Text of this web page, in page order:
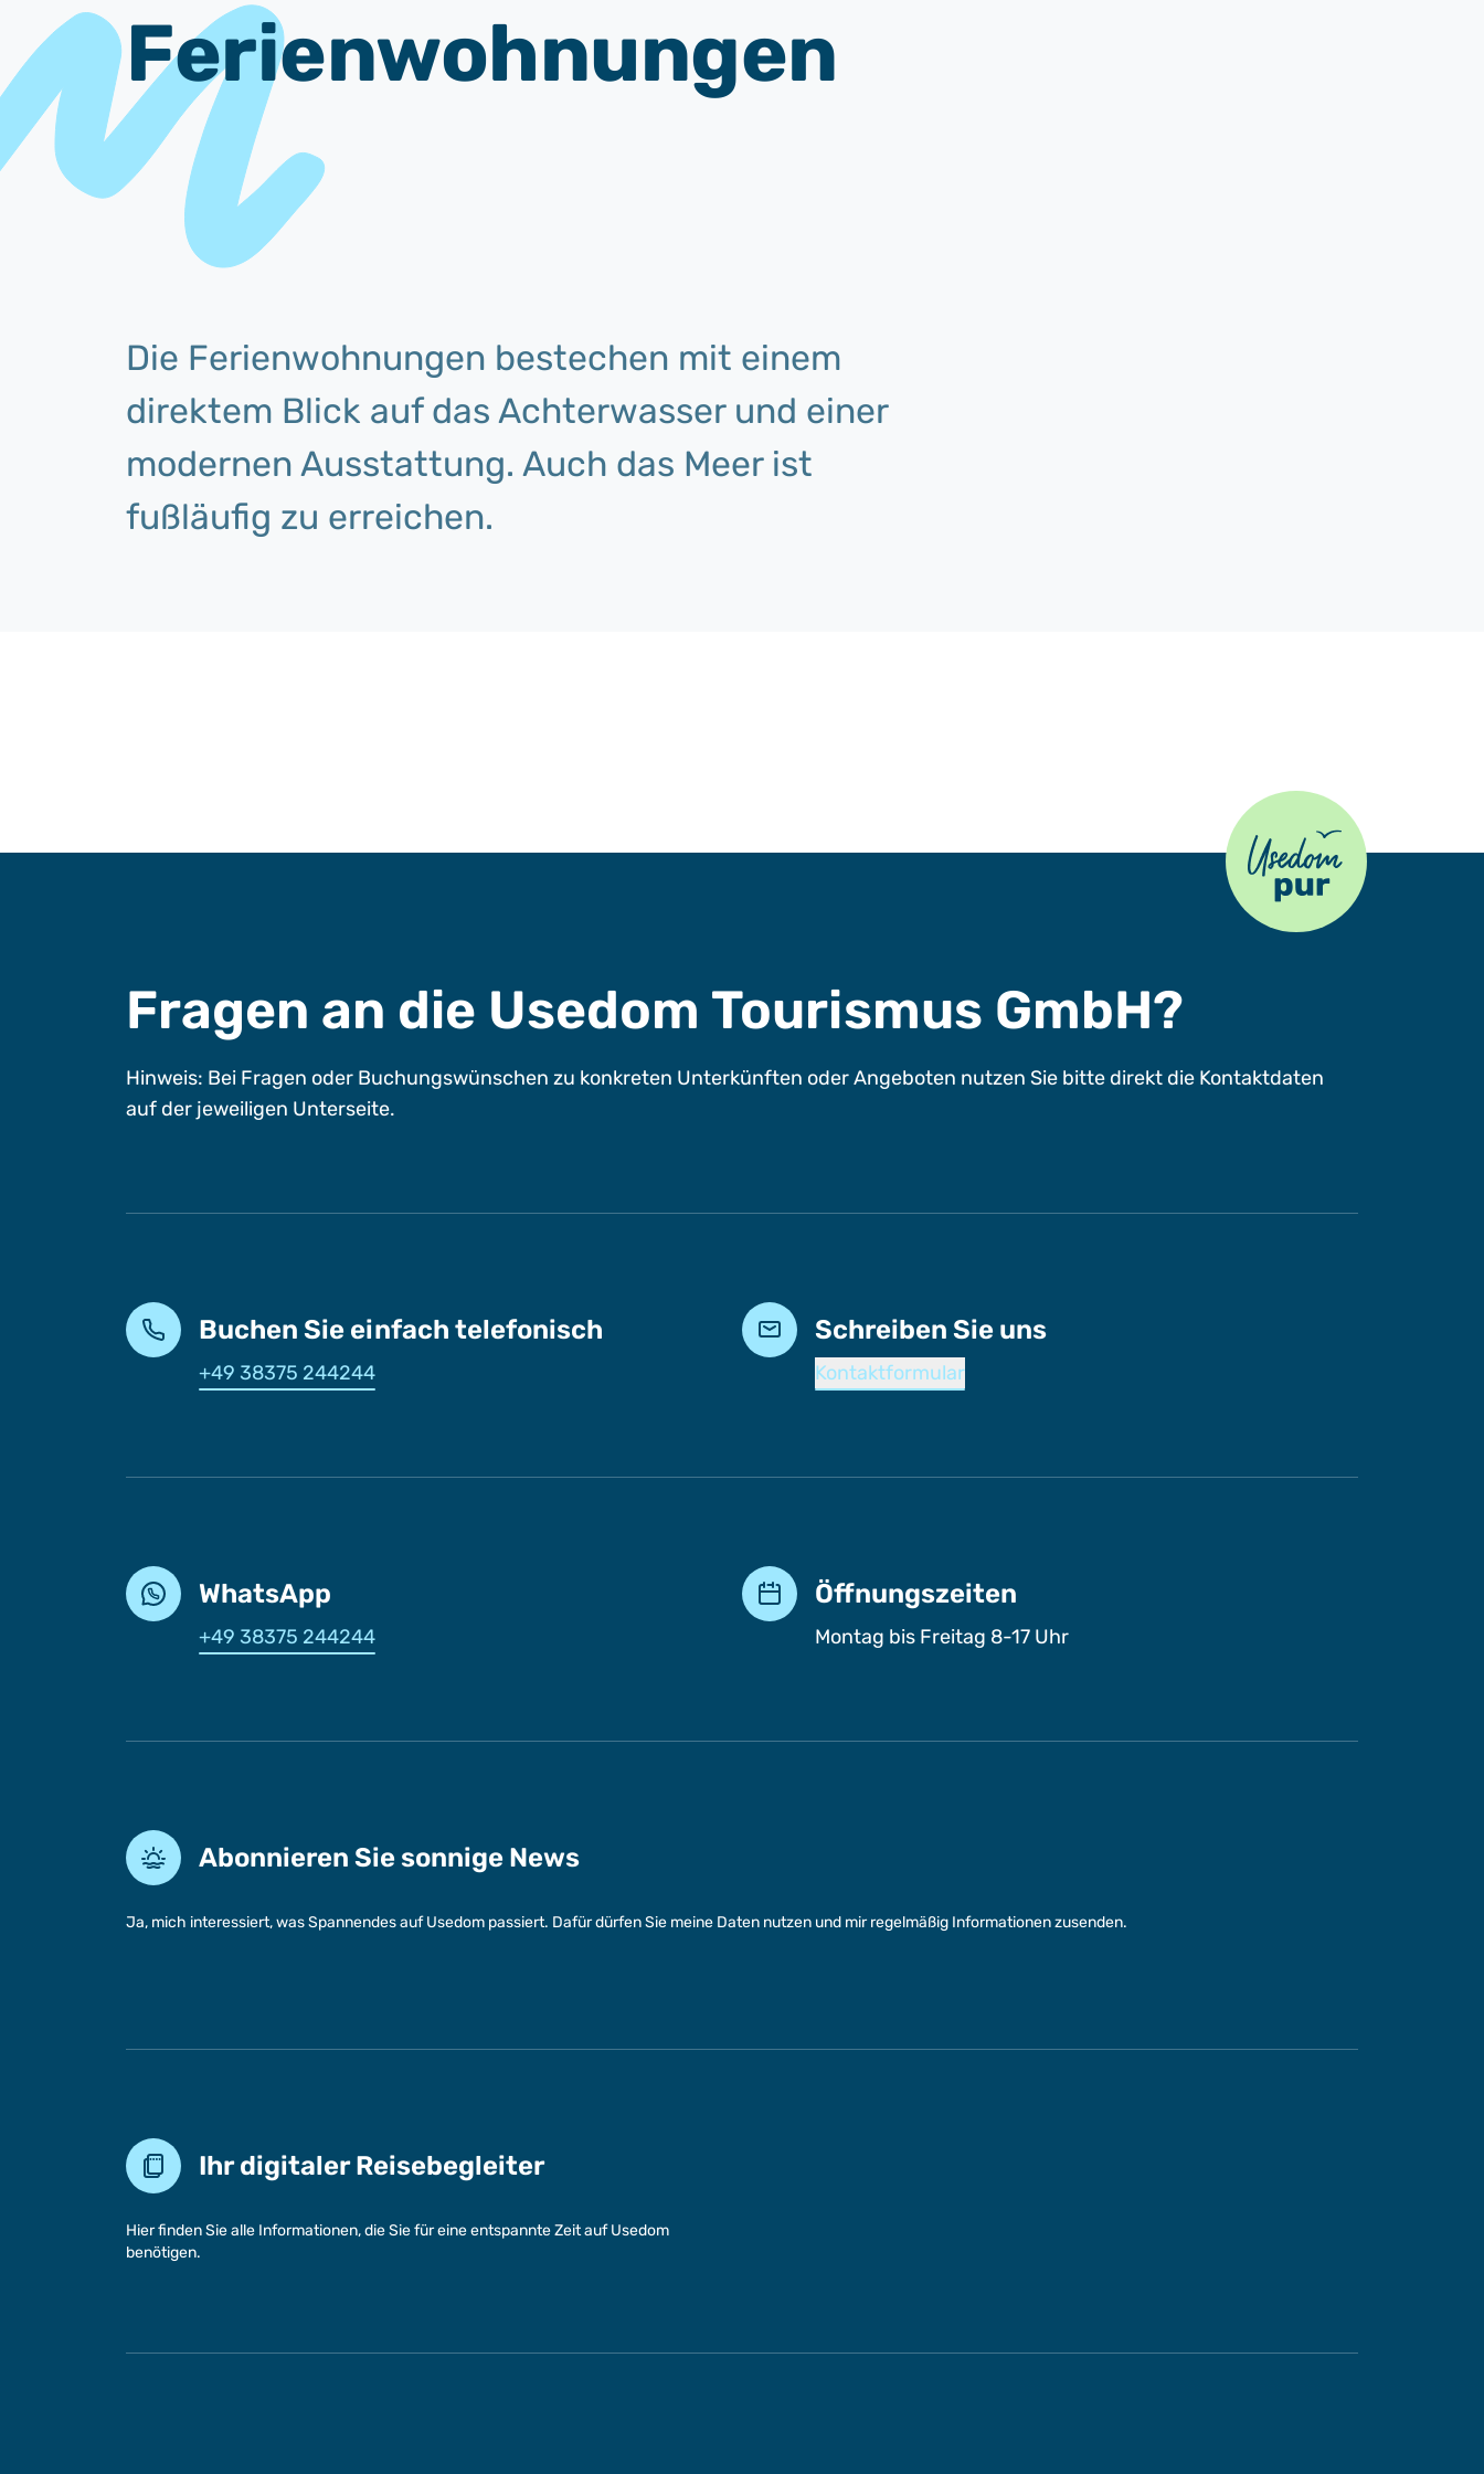
Ferienwohnungen
Die Ferienwohnungen bestechen mit einem
direktem Blick auf das Achterwasser und einer
modernen Ausstattung. Auch das Meer ist
fußläufig zu erreichen.
Usedom Pur
Fragen an die Usedom Tourismus GmbH?
Hinweis: Bei Fragen oder Buchungswünschen zu konkreten Unterkünften oder Angeboten nutzen Sie bitte direkt die Kontaktdaten
auf der jeweiligen Unterseite.
Buchen Sie einfach telefonisch
+49 38375 244244
Schreiben Sie uns
Kontaktformular
WhatsApp
+49 38375 244244
Öffnungszeiten
Montag bis Freitag 8-17 Uhr
Abonnieren Sie sonnige News
Ja, mich interessiert, was Spannendes auf Usedom passiert. Dafür dürfen Sie meine Daten nutzen und mir regelmäßig Informationen zusenden.
Ihr digitaler Reisebegleiter
Hier finden Sie alle Informationen, die Sie für eine entspannte Zeit auf Usedom
benötigen.